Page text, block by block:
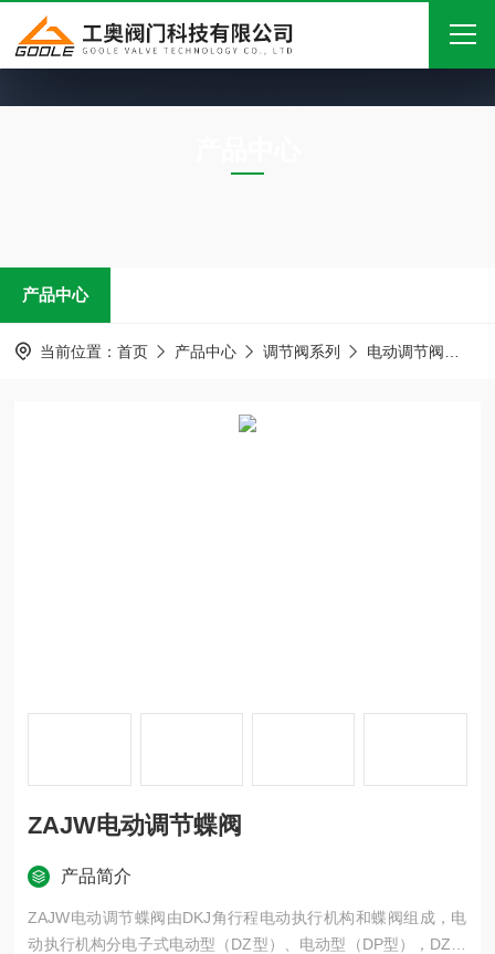
在线留言
产品中心
当前位置： 首页 产品中心 调节阀系列 电动调节阀
ZAJW电动调节蝶阀
产品简介
ZAJW电动调节蝶阀由DKJ角行程电动执行机构和蝶阀组成，电
动执行机构分电子式电动型（DZ型）、电动型（DP型），DZ型